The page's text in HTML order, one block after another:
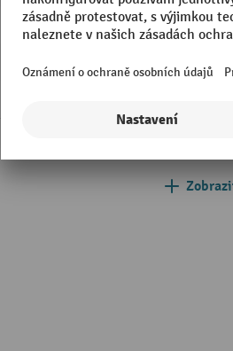
RAL 7035 světle šedá